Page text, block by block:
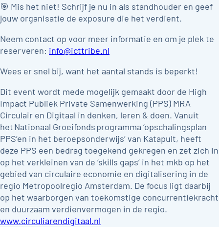
🎯 Mis het niet! Schrijf je nu in als standhouder en geef
jouw organisatie de exposure die het verdient.
Neem contact op voor meer informatie en om je plek te
reserveren: info@icttribe.nl
Wees er snel bij, want het aantal stands is beperkt!
Dit event wordt mede mogelijk gemaakt door de High
Impact Publiek Private Samenwerking (PPS) MRA
Circulair en Digitaal in denken, leren & doen. Vanuit
het Nationaal Groeifonds programma ‘opschalingsplan
PPS’en in het beroepsonderwijs’ van Katapult, heeft
deze PPS een bedrag toegekend gekregen en zet zich in
op het verkleinen van de ‘skills gaps’ in het mkb op het
gebied van circulaire economie en digitalisering in de
regio Metropoolregio Amsterdam. De focus ligt daarbij
op het waarborgen van toekomstige concurrentiekracht
en duurzaam verdienvermogen in de regio.
www.circuliarendigitaal.nl